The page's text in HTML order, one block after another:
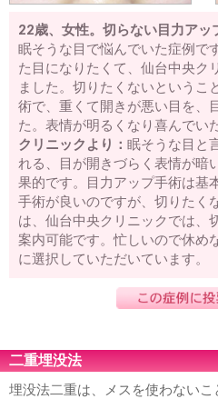
22歳、女性。切らない目力アッ
眠そうな目で悩んでいた症例で
た目になりたくて、仙台中央ク
ました。切りたくないというこ
術で、重くて開きが悪い目を、
た。表情が明るくなり喜んでい
クリニックより： 眠そうな目と
れる、目が開きづらく表情が暗
果的です。目力アップ手術は基
手術が良いのですが、切りたく
は、仙台中央クリニックでは、
案内可能です。忙しいので休め
に選択していただいています。
二重埋没法
埋没法二重は、メスを使わない